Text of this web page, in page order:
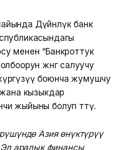
Дүйнөлүк банк
менен “Банкроттук
жөнгө салуучу
боюнча жумушчу
жана кызыкдар
жыйыны болуп өттү.
Азия өнүктүрүү
аралык финансы